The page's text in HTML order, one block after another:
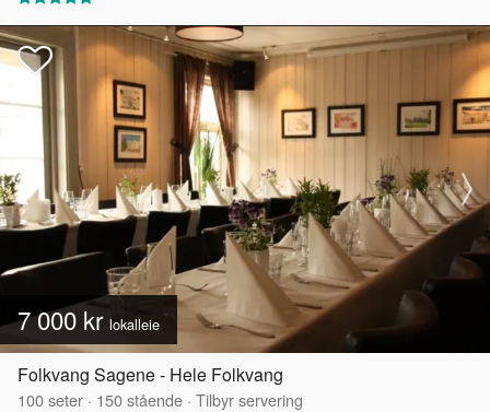
7 000 kr lokalleie
Folkvang Sagene - Hele Folkvang
100seter · 150stående · Tilbyr servering